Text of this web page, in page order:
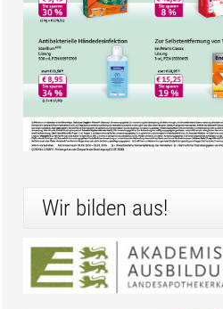
Wir bilden aus!